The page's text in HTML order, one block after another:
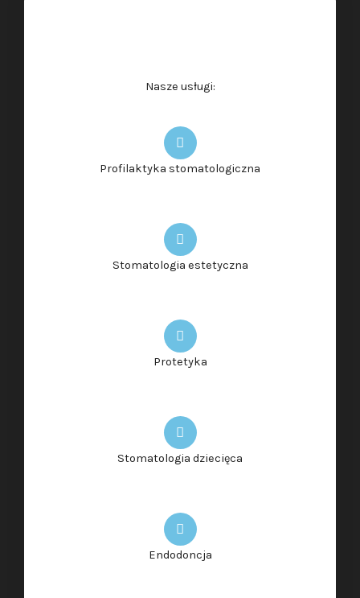
Nasze usługi:
Profilaktyka stomatologiczna
Stomatologia estetyczna
Protetyka
Stomatologia dziecięca
Endodoncja